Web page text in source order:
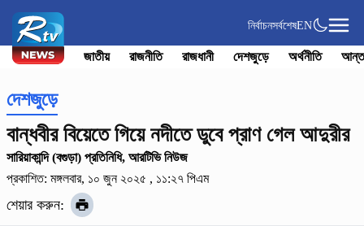
নির্বাচনসর্বশেষEN
জাতীয় রাজনীতি রাজধানী দেশজুড়ে অর্থনীতি
দেশজুড়ে
বান্ধবীর বিয়েতে গিয়ে নদীতে ডুবে প্রাণ গেল আদুরীর
সারিয়াকান্দি (বগুড়া) প্রতিনিধি, আরটিভি নিউজ
প্রকাশিত: মঙ্গলবার, ১০ জুন ২০২৫ , ১১:২৭ পিএম
শেয়ার করুন: